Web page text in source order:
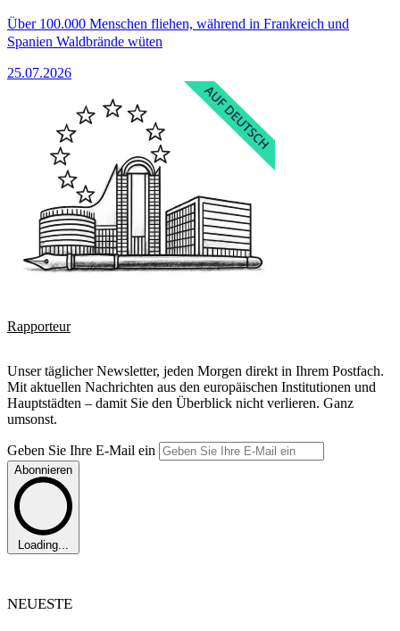
Über 100.000 Menschen fliehen, während in Frankreich und
Spanien Waldbrände wüten
25.07.2026
Rapporteur
Unser täglicher Newsletter, jeden Morgen direkt in Ihrem Postfach.
Mit aktuellen Nachrichten aus den europäischen Institutionen und
Hauptstädten – damit Sie den Überblick nicht verlieren. Ganz
umsonst.
Geben Sie Ihre E-Mail ein
Abonnieren
Loading...
NEUESTE